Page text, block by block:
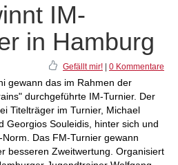
IM-
in Hamburg
Gefällt mir! 0 Kommentare
gewann das im Rahmen der
durchgeführte IM-Turnier. Der
Titelträger im Turnier, Michael
Georgios Souleidis, hinter sich und
Das FM-Turnier gewann
besseren Zweitwertung. Organisiert